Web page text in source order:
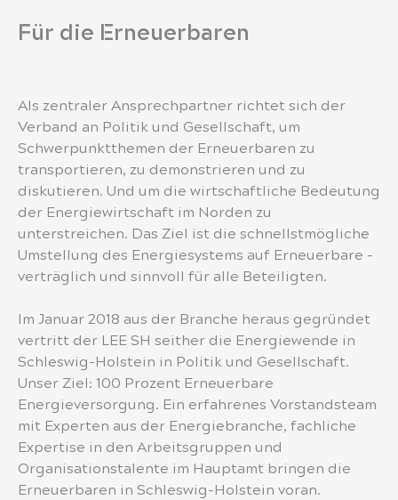
Für die Erneuerbaren
Als zentraler Ansprechpartner richtet sich der
Verband an Politik und Gesellschaft, um
Schwerpunktthemen der Erneuerbaren zu
transportieren, zu demonstrieren und zu
diskutieren. Und um die wirtschaftliche Bedeutung
der Energiewirtschaft im Norden zu
unterstreichen. Das Ziel ist die schnellstmögliche
Umstellung des Energiesystems auf Erneuerbare -
verträglich und sinnvoll für alle Beteiligten.
Im Januar 2018 aus der Branche heraus gegründet
vertritt der LEE SH seither die Energiewende in
Schleswig-Holstein in Politik und Gesellschaft.
Unser Ziel: 100 Prozent Erneuerbare
Energieversorgung. Ein erfahrenes Vorstandsteam
mit Experten aus der Energiebranche, fachliche
Expertise in den Arbeitsgruppen und
Organisationstalente im Hauptamt bringen die
Erneuerbaren in Schleswig-Holstein voran.